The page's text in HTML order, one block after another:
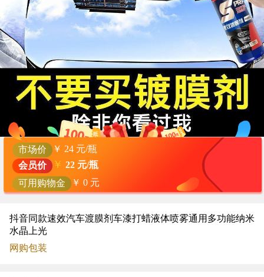
市场价 ￥ 24 元/瓶
会员价
￥ 22 元/瓶
可用购物金
￥ 0 元
抖音同款速效汽车渡膜剂车漆打蜡液体喷雾通用多功能纳米
水晶上光
网购包装